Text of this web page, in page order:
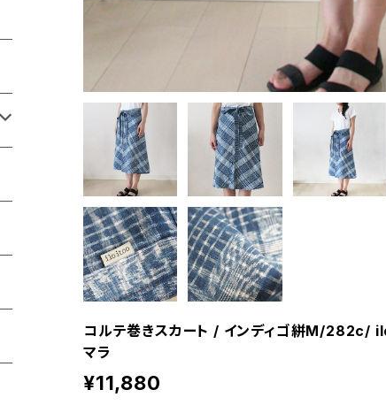
コルテ巻きスカート / インディゴ絣M/
マラ
¥11,880